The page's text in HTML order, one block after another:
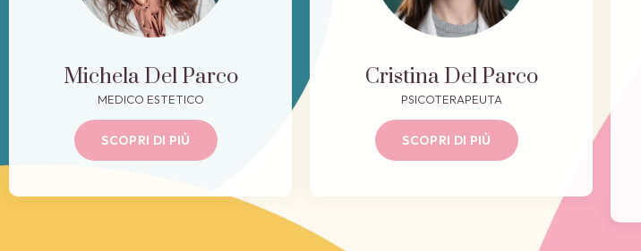
Michela Del Parco
MEDICO ESTETICO
SCOPRI DI PIÙ
Cristina Del Parco
PSICOTERAPEUTA
SCOPRI DI PIÙ